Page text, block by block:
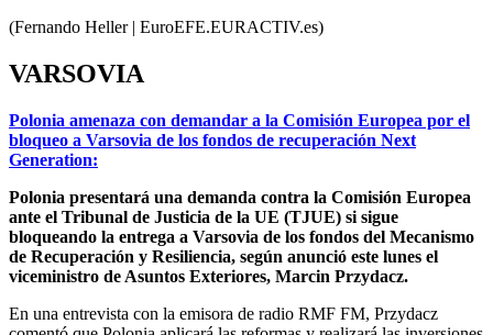
(Fernando Heller | EuroEFE.EURACTIV.es)
VARSOVIA
Polonia amenaza con demandar a la Comisión Europea por el
bloqueo a Varsovia de los fondos de recuperación Next
Generation:
Polonia presentará una demanda contra la Comisión Europea
ante el Tribunal de Justicia de la UE (TJUE) si sigue
bloqueando la entrega a Varsovia de los fondos del Mecanismo
de Recuperación y Resiliencia, según anunció este lunes el
viceministro de Asuntos Exteriores, Marcin Przydacz.
En una entrevista con la emisora de radio RMF FM, Przydacz